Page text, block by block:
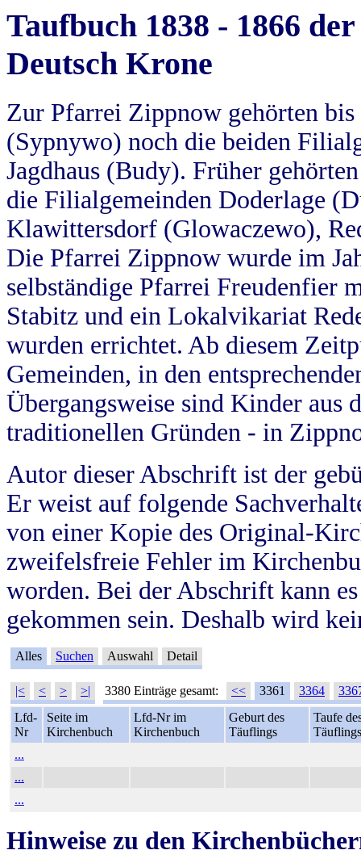
Taufbuch 1838 - 1866
Deutsch Krone
Zur Pfarrei Zippnow gehörten
(Sypnywo) noch die beiden
Jagdhaus (Budy). Früher
die Filialgemeinden Doderlage
Klawittersdorf (Glowaczewo),
Die Pfarrei Zippnow wurde im
selbständige Pfarrei Freudenfier
Stabitz und ein Lokalvikariat
wurden errichtet. Ab diesem
Gemeinden, in den
Übergangsweise sind Kinder aus
traditionellen Gründen - in
Autor dieser Abschrift ist der
Er weist auf folgende
von einer Kopie des Original-
zweifelsfreie Fehler im
worden. Bei der Abschrift kann
gekommen sein. Deshalb wird
Alles Suchen Auswahl Detail
|< < > >| 3380 Einträge gesamt: << 3361 3364
Lfd-
Nr
Seite im
Kirchenbuch
Lfd-Nr im
Kirchenbuch
Geburt des
Täuflings
Taufe
Täuflings
...
...
...
Hinweise zu den